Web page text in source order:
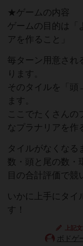
★ゲームの内容
ゲームの目的は「
アを作ること」
毎ターン用意され
ります。
そのタイルを「
ます。
ここでたくさんの
なプラナリアを作
タイルがなくなる
数・頭と尾の数・
目の合計評価で競
いかに上手にタイ
す！
上記
ボドゲ